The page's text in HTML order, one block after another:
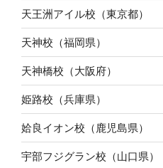
天王洲アイル校（東京都）
天神校（福岡県）
天神橋校（大阪府）
姫路校（兵庫県）
姶良イオン校（鹿児島県）
宇部フジグラン校（山口県）